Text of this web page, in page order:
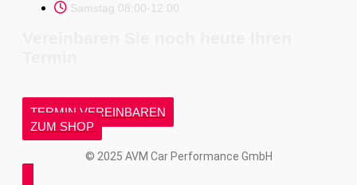
Samstag 08:00-12:00
TERMIN VEREINBAREN
ZUM SHOP
© 2025 AVM Car Performance GmbH